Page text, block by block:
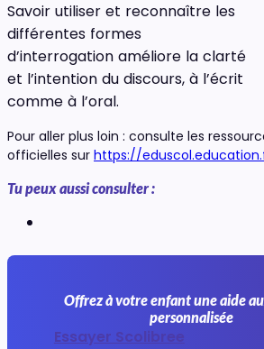
Savoir utiliser et reconnaître les
différentes formes
d’interrogation améliore la clarté
et l’intention du discours, à l’écrit
comme à l’oral.
Pour aller plus loin : consulte les
officielles sur https://
Tu peux aussi consulter :
Offrez à votre enfant une aide
personnalisée
Essayer Scolibree